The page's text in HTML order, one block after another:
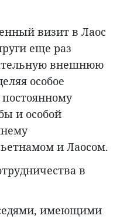
визит в Лаос
еще раз
внешнюю
особое
и особой
и Лаосом.
в
имеющими